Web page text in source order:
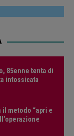
85enne tenta di
intossicata
metodo “apri e